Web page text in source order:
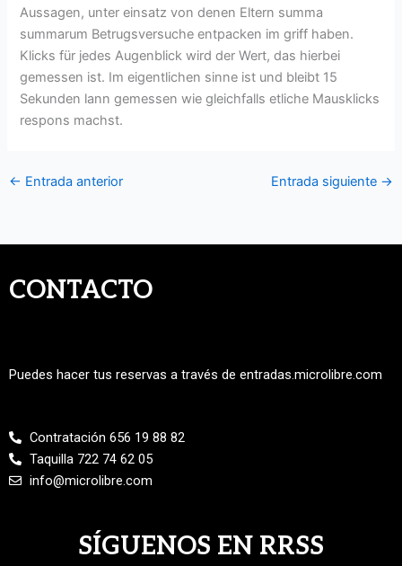
Aussagen, unter einsatz von denen Eltern summa
summarum Betrugsversuche entpacken im griff haben.
Klicks für jedes Augenblick wird der Wert, das hierbei
gemessen ist. Im eigentlichen sinne ist und bleibt 15
Sekunden lann gemessen wie gleichfalls etliche Mausklicks
respons machst.
← Entrada anterior Entrada siguiente →
CONTACTO
Puedes hacer tus reservas a través de entradas.microlibre.com
Contratación 656 19 88 82
Taquilla 722 74 62 05
info@microlibre.com
SÍGUENOS EN RRSS